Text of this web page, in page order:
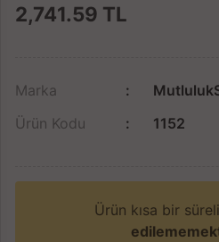
2,741.59 TL
Marka
Ürün Kodu
1152
Ürün kısa bir